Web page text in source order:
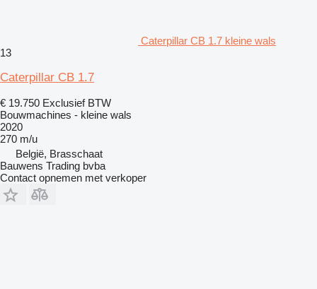
Caterpillar CB 1.7 kleine wals
13
Caterpillar CB 1.7
€ 19.750 Exclusief BTW
Bouwmachines - kleine wals
2020
270 m/u
België, Brasschaat
Bauwens Trading bvba
Contact opnemen met verkoper